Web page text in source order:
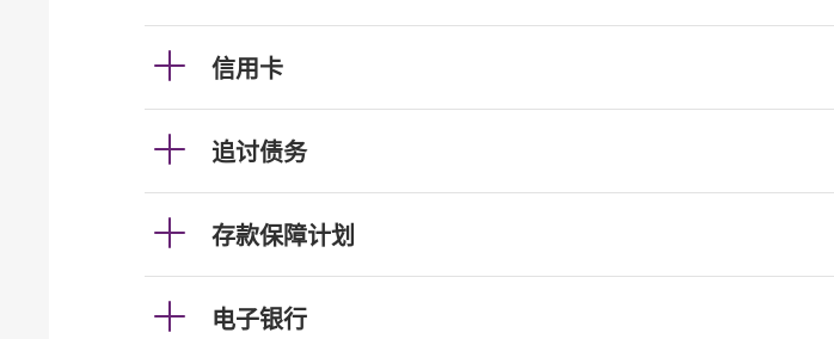
信用卡
追讨债务
存款保障计划
电子银行